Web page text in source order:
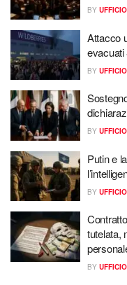
BY
Attacco
evacuati
BY
BY
Putin e
BY
tutelata,
BY